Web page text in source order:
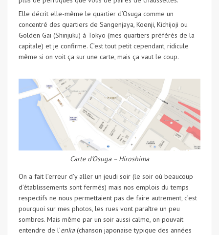
Elle décrit elle-même le quartier d’Osuga comme un
concentré des quartiers de Sangenjaya, Koenji, Kichijoji ou
Golden Gai (Shinjuku) à Tokyo (mes quartiers préférés de la
capitale) et je confirme. C’est tout petit cependant, ridicule
même si on voit ça sur une carte, mais ça vaut le coup.
Carte d’Osuga – Hiroshima
On a fait l’erreur d’y aller un jeudi soir (le soir où beaucoup
d’établissements sont fermés) mais nos emplois du temps
respectifs ne nous permettaient pas de faire autrement, c’est
pourquoi sur mes photos, les rues vont paraître un peu
sombres. Mais même par un soir aussi calme, on pouvait
entendre de l’enka(chanson japonaise typique des années